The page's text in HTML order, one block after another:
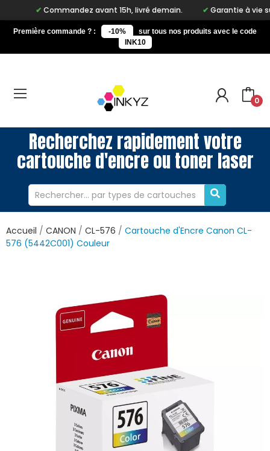
Commandez avant 15h, livré demain. Garantie à vie sur
Première commande ? : -10%
sur tous nos produits avec le code
INK10
0
Recherchez rapidement votre
cartouche d'encre ou toner laser
Accueil CANON CL-576
Cartouche d'Encre Canon CL-
576 (5442C001) Couleur